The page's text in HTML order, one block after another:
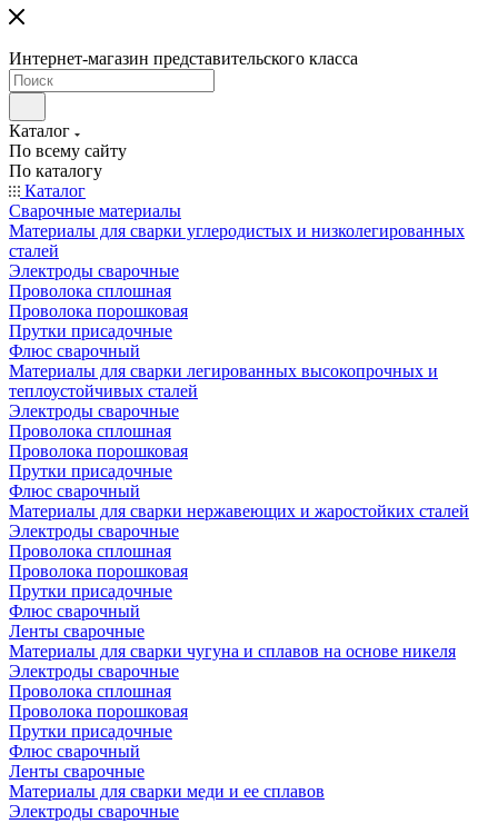
Интернет-магазин представительского класса
Каталог
По всему сайту
По каталогу
Каталог
Сварочные материалы
Материалы для сварки углеродистых и низколегированных
сталей
Электроды сварочные
Проволока сплошная
Проволока порошковая
Прутки присадочные
Флюс сварочный
Материалы для сварки легированных высокопрочных и
теплоустойчивых сталей
Электроды сварочные
Проволока сплошная
Проволока порошковая
Прутки присадочные
Флюс сварочный
Материалы для сварки нержавеющих и жаростойких сталей
Электроды сварочные
Проволока сплошная
Проволока порошковая
Прутки присадочные
Флюс сварочный
Ленты сварочные
Материалы для сварки чугуна и сплавов на основе никеля
Электроды сварочные
Проволока сплошная
Проволока порошковая
Прутки присадочные
Флюс сварочный
Ленты сварочные
Материалы для сварки меди и ее сплавов
Электроды сварочные